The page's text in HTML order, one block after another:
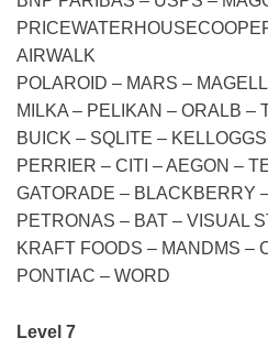
AIRWALK
POLAROID – MARS –
MILKA – PELIKAN – ORALB –
BUICK – SQLITE –
PERRIER – CITI – AEGON –
GATORADE – BLACKBERRY
PETRONAS – BAT – VISUAL
KRAFT FOODS – MANDMS –
PONTIAC – WORD
Level 7